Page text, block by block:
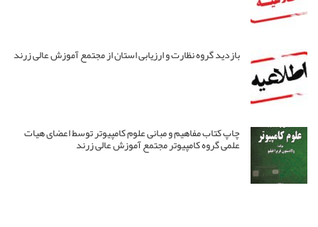
بازدید گروه نظارت و ارزیابی استان از مجتمع آموزش عالی زرند
چاپ کتاب مفاهیم و مبانی علوم کامپیوتر توسط اعضای هیات
علمی گروه کامپیوتر مجتمع آموزش عالی زرند